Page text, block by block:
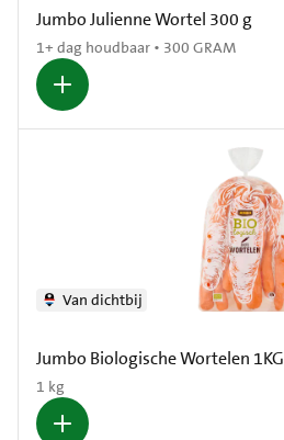
Jumbo Julienne Wortel 300 g
1+ dag houdbaar • 300 GRAM
Jumbo Biologische Wortelen 1KG
1 kg
Van dichtbij